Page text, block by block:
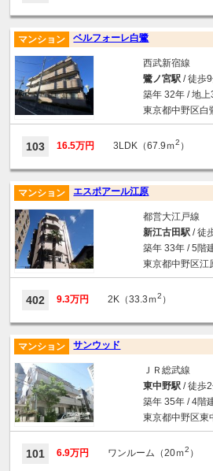
ベルフォーレ白鷺
マンション
西武新宿線
鷺ノ宮駅/ 徒歩
築年 32年 / 地
東京都中野区白
103 16.5万円 3LDK（67.9ｍ2 ）
エスポアール江原
マンション
都営大江戸線
新江古田駅/ 徒
築年 33年 / 5階
東京都中野区江
402 9.3万円 2K（33.3ｍ2 ）
サンウッド
マンション
ＪＲ総武線
東中野駅/ 徒歩
築年 35年 / 4階
東京都中野区東
101 6.9万円 ワンルーム（20ｍ2 ）